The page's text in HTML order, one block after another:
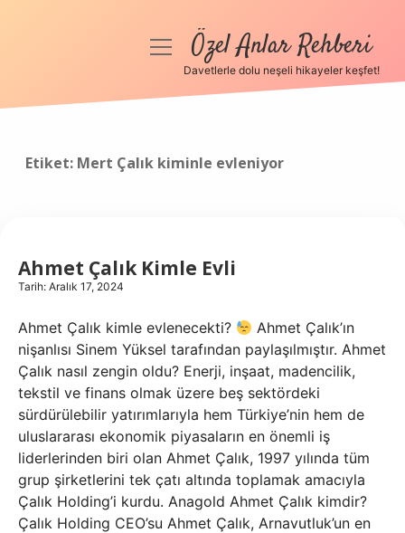
Anasayfa
menüyüÖzel Anlar Rehberi
Davetlerle dolu neşeli hikayeler keşfet!
Etiket: Mert Çalık kiminle evleniyor
Ahmet Çalık Kimle Evli
Tarih: Aralık 17, 2024
Ahmet Çalık kimle evlenecekti?
Ahmet Çalık’ın
nişanlısı Sinem Yüksel tarafından paylaşılmıştır. Ahmet
Çalık nasıl zengin oldu? Enerji, inşaat, madencilik,
tekstil ve finans olmak üzere beş sektördeki
sürdürülebilir yatırımlarıyla hem Türkiye’nin hem de
uluslararası ekonomik piyasaların en önemli iş
liderlerinden biri olan Ahmet Çalık, 1997 yılında tüm
grup şirketlerini tek çatı altında toplamak amacıyla
Çalık Holding’i kurdu. Anagold Ahmet Çalık kimdir?
Çalık Holding CEO’su Ahmet Çalık, Arnavutluk’un en